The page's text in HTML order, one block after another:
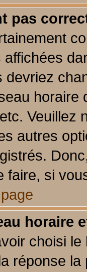
pas
devriez
Veuillez
autres
faire, si
horaire
choisi
réponse